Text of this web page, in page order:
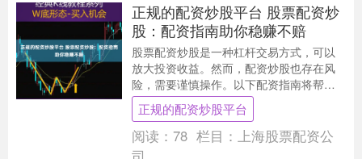
正规的配资炒股平台 股票配资炒
股：配资指南助你稳赚不赔
股票配资炒股是一种杠杆交易方式，可以
放大投资收益。然而，配资炒股也存在风
险，需要谨慎操作。以下配资指南将帮助
你稳赚不赔： * **放大收益：**杠杆效应可
以放大....
正规的配资炒股平台
阅读： 78 栏目： 上海股票配资公